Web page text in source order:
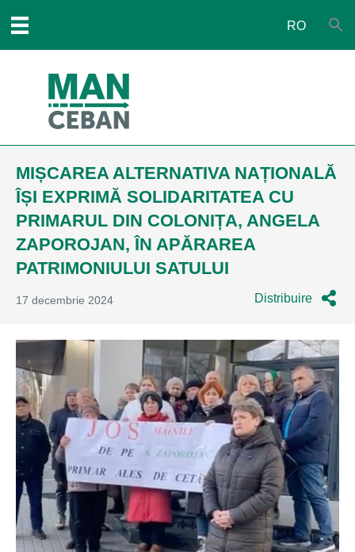
RO
MIȘCAREA ALTERNATIVA NAȚIONALĂ
ÎȘI EXPRIMĂ SOLIDARITATEA CU
PRIMARUL DIN COLONIȚA, ANGELA
ZAPOROJAN, ÎN APĂRAREA
PATRIMONIULUI SATULUI
17 decembrie 2024 Distribuire